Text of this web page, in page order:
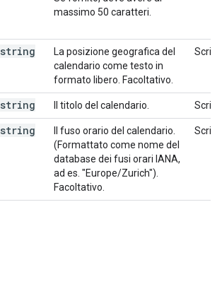
massimo 50 caratteri.
string
La posizione geografica del
calendario come testo in
formato libero. Facoltativo.
string Il titolo del calendario.
string
Il fuso orario del calendario.
(Formattato come nome del
database dei fusi orari IANA,
ad es. "Europe/Zurich").
Facoltativo.